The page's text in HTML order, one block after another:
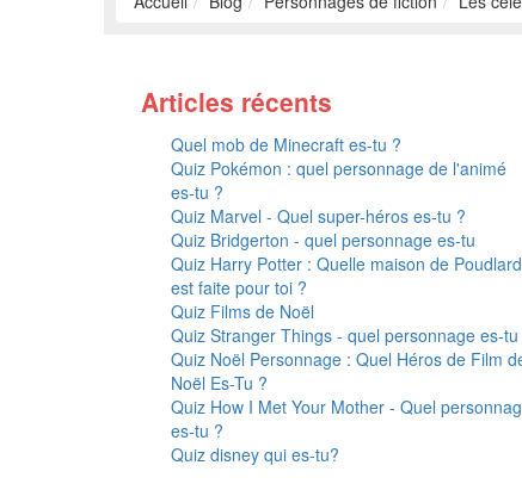
Articles récents
Quel mob de Minecraft es-tu ?
Quiz Pokémon : quel personnage de l'animé
es-tu ?
Quiz Marvel - Quel super-héros es-tu ?
Quiz Bridgerton - quel personnage es-tu
Quiz Harry Potter : Quelle maison de Poudlard
est faite pour toi ?
Quiz Films de Noël
Quiz Stranger Things - quel personnage es-tu
Quiz Noël Personnage : Quel Héros de Film
Noël Es-Tu ?
Quiz How I Met Your Mother - Quel
es-tu ?
Quiz disney qui es-tu?